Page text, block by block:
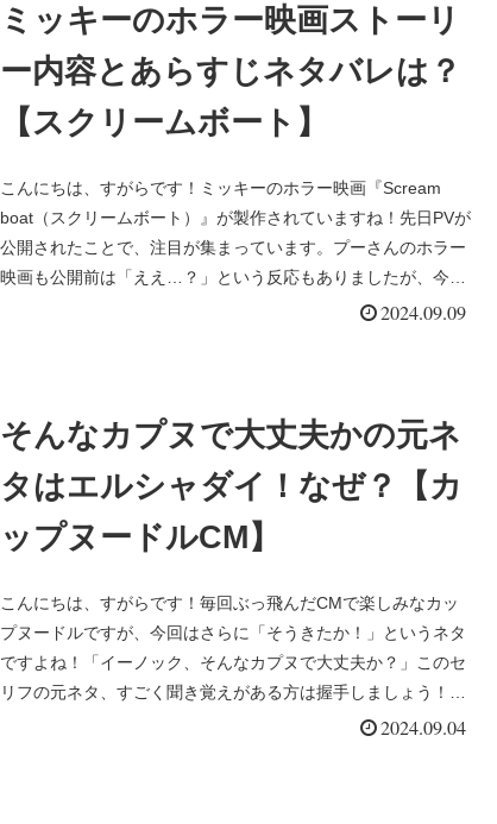
ミッキーのホラー映画ストーリ
ー内容とあらすじネタバレは？
【スクリームボート】
こんにちは、すがらです！ミッキーのホラー映画『Scream
boat（スクリームボート）』が製作されていますね！先日PVが
公開されたことで、注目が集まっています。プーさんのホラー
映画も公開前は「ええ…？」という反応もありましたが、今や
2024.09.09
そんなカプヌで大丈夫かの元ネ
タはエルシャダイ！なぜ？【カ
ップヌードルCM】
こんにちは、すがらです！毎回ぶっ飛んだCMで楽しみなカッ
プヌードルですが、今回はさらに「そうきたか！」というネタ
ですよね！「イーノック、そんなカプヌで大丈夫か？」このセ
リフの元ネタ、すごく聞き覚えがある方は握手しましょう！ニ
2024.09.04